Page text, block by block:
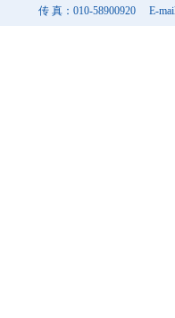
传 真：010-58900920 E-